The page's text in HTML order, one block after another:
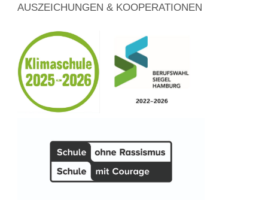
AUSZEICHUNGEN & KOOPERATIONEN